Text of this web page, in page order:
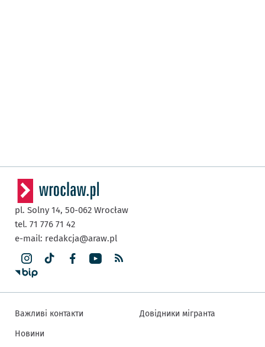
pl. Solny 14, 50-062 Wrocław
tel. 71 776 71 42
e-mail: redakcja@araw.pl
Важливі контакти
Новини
Довідники мігранта